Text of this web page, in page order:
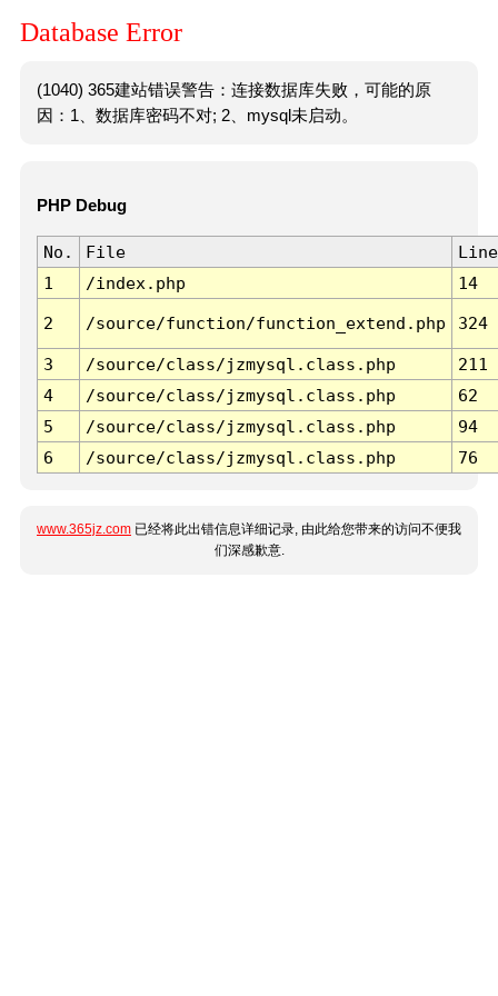
Database Error
(1040) 365建站错误警告：连接数据库失败，可能的原
因：1、数据库密码不对; 2、mysql未启动。
PHP Debug
No. File
Line
1
/index.php 14
2 /source/function/function_extend.php 324
3 /source/class/jzmysql.class.php
211
4
/source/class/jzmysql.class.php
62
5
/source/class/jzmysql.class.php
94
6
/source/class/jzmysql.class.php 76
www.365jz.com 已经将此出错信息详细记录, 由此给您带来的访问不便我
们深感歉意.